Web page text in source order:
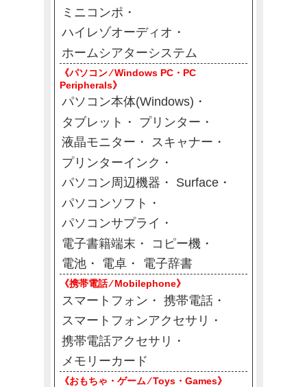
ミニコンポ
ハイレゾオーディオ
ホームシアターシステム
《パソコン ⁄ Windows PC・PC
Peripherals》
パソコン本体(Windows)
タブレット
プリンター
液晶モニター
スキャナー
プリンターインク
パソコン周辺機器
Surface
パソコンソフト
パソコンサプライ
電子書籍端末
コピー機
電池
電卓 電子辞書
《携帯電話 ⁄ Mobilephone》
スマートフォン
携帯電話
スマートフォンアクセサリ
携帯電話アクセサリ
メモリーカード
《おもちゃ・ゲーム ⁄ Toys・Games》